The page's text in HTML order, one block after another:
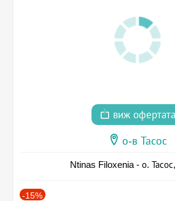
виж офертата
о-в Тасос
Ntinas Filoxenia - о.
-15%